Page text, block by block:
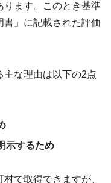
ります。このとき基準
書」に記載された評価
主な理由は以下の2点
示するため
で取得できますが、